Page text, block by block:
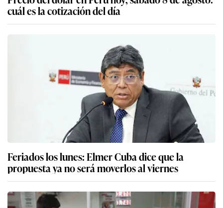
cuál es la cotización del día
Feriados los lunes: Elmer Cuba dice que la
propuesta ya no será moverlos al viernes